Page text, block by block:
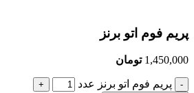
پریم فوم اتو برنز
1,450,000 تومان
پریم فوم اتو برنز عدد